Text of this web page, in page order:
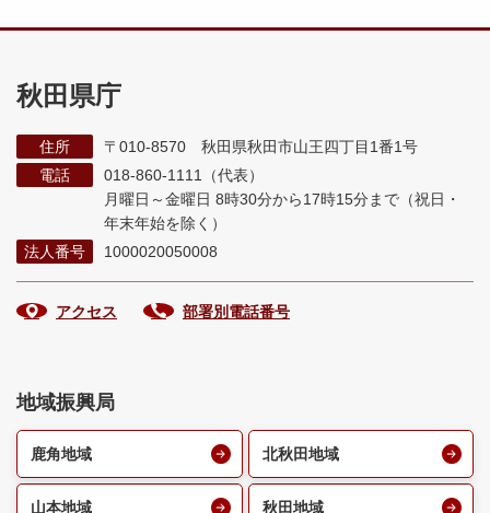
秋田県庁
住所
〒010-8570 秋田県秋田市山王四丁目1番1号
電話
018-860-1111（代表）
月曜日～金曜日 8時30分から17時15分まで （祝日・
年末年始を除く）
法人番号
1000020050008
アクセス 部署別電話番号
地域振興局
鹿角地域 北秋田地域
山本地域 秋田地域